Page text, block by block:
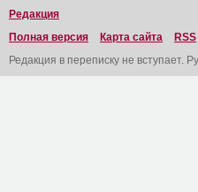
Редакция
Полная версия
Карта сайта RSS
Редакция в переписку не вступает.